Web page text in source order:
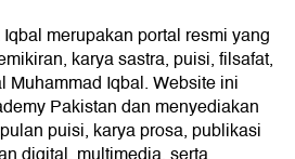
merupakan portal resmi yang
karya sastra, puisi, filsafat,
Muhammad Iqbal. Website ini
Pakistan dan menyediakan
puisi, karya prosa, publikasi